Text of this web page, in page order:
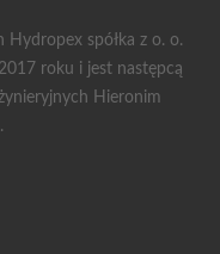
Hydropex spółka z o. o.
roku i jest następcą
Hieronim